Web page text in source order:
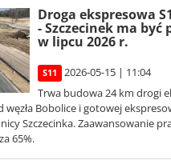
Droga ekspresowa
- Szczecinek ma być
w lipcu 2026 r.
S11
2026-05-15 | 11:04
Trwa budowa 24 km drogi
węzła Bobolice i gotowej
Szczecinka. Zaawansowanie
65%.